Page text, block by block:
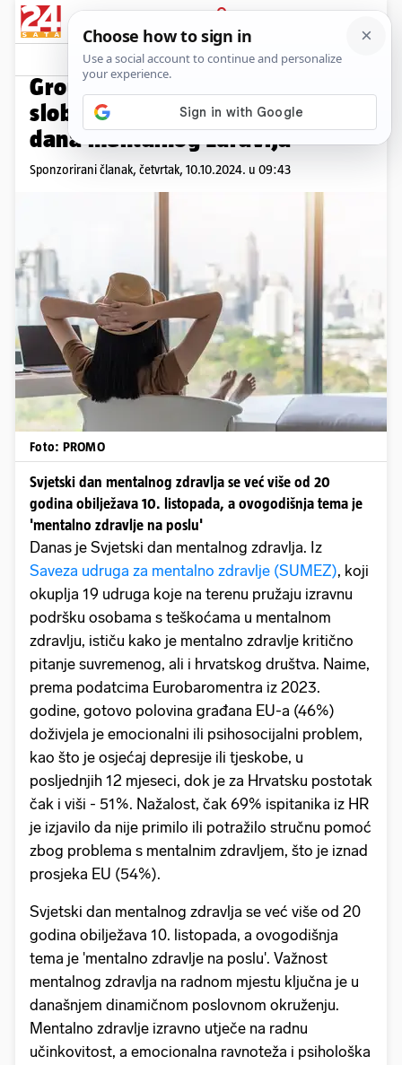
PRIJAVA
Promo sadržaj
GroupM daruje zaposlenicima
slobodan dan zbog Svjetskog
dana mentalnog zdravlja
Sponzorirani članak, četvrtak, 10.10.2024. u 09:43
Foto: PROMO
Svjetski dan mentalnog zdravlja se već više od 20
godina obilježava 10. listopada, a ovogodišnja tema je
'mentalno zdravlje na poslu'
Danas je Svjetski dan mentalnog zdravlja. Iz
Saveza udruga za mentalno zdravlje (SUMEZ), koji
okuplja 19 udruga koje na terenu pružaju izravnu
podršku osobama s teškoćama u mentalnom
zdravlju, ističu kako je mentalno zdravlje kritično
pitanje suvremenog, ali i hrvatskog društva. Naime,
prema podatcima Eurobaromentra iz 2023.
godine, gotovo polovina građana EU-a (46%)
doživjela je emocionalni ili psihosocijalni problem,
kao što je osjećaj depresije ili tjeskobe, u
posljednjih 12 mjeseci, dok je za Hrvatsku postotak
čak i viši - 51%. Nažalost, čak 69% ispitanika iz HR
je izjavilo da nije primilo ili potražilo stručnu pomoć
zbog problema s mentalnim zdravljem, što je iznad
prosjeka EU (54%).
Svjetski dan mentalnog zdravlja se već više od 20
godina obilježava 10. listopada, a ovogodišnja
tema je 'mentalno zdravlje na poslu'. Važnost
mentalnog zdravlja na radnom mjestu ključna je u
današnjem dinamičnom poslovnom okruženju.
Mentalno zdravlje izravno utječe na radnu
učinkovitost, a emocionalna ravnoteža i psihološka